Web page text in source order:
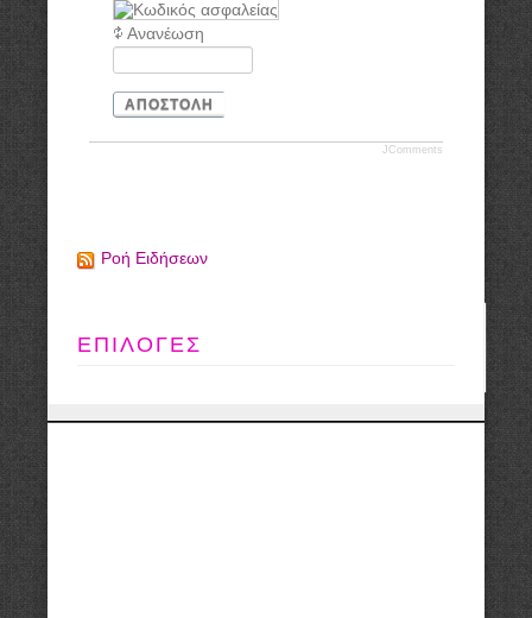
Ανανέωση
ΑΠΟΣΤΟΛΉ
JComments
Ροή Ειδήσεων
ΕΠΙΛΟΓΕΣ